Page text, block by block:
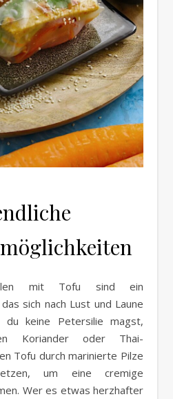
mit Tofu sind ein
sich nach Lust und Laune
du keine Petersilie magst,
Koriander oder Thai-
Tofu durch marinierte Pilze
um eine cremige
Wer es etwas herzhafter